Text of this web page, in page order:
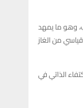
وهو ما يمهد
إنتاج 200 مليون قدم مكعب قياسي من الغاز
الذاتي في